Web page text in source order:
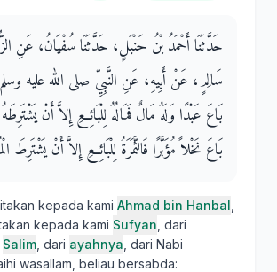
حَدَّثَنَا أَحْمَدُ بْنُ حَنْبَلٍ، حَدَّثَنَا سُفْيَانُ، عَنِ
سَالِمٍ، عَنْ أَبِيهِ، عَنِ النَّبِيِّ صلى الله عليه
بَاعَ عَبْدًا وَلَهُ مَالٌ فَمَالُهُ لِلْبَائِعِ إِلاَّ أَنْ
بَاعَ نَخْلاً مُؤَبَّرًا فَالثَّمَرَةُ لِلْبَائِعِ إِلاَّ أَنْ يَشْتَرِطَ
kepada kami Ahmad bin Hanbal
kepada kami Sufyan , dari
Salim , dari ayahnya , dari Nabi
wasallam, beliau bersabda: